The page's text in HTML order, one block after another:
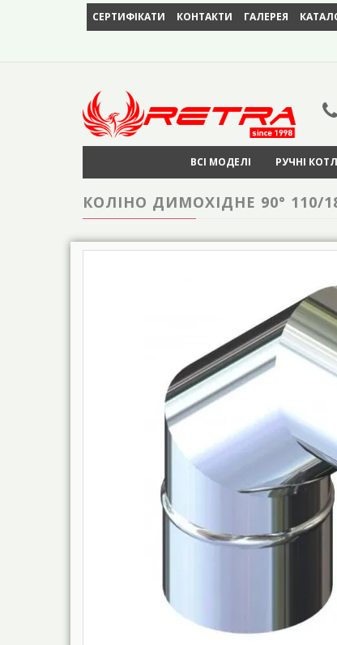
СЕРТИФІКАТИ КОНТАКТИ ГАЛЕРЕЯ
ВСІ МОДЕЛІ РУЧНІ
КОЛІНО ДИМОХІДНЕ 90° 110/